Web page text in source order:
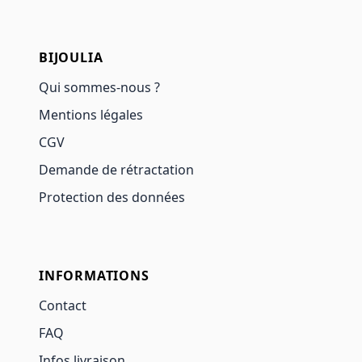
BIJOULIA
Qui sommes-nous ?
Mentions légales
CGV
Demande de rétractation
Protection des données
INFORMATIONS
Contact
FAQ